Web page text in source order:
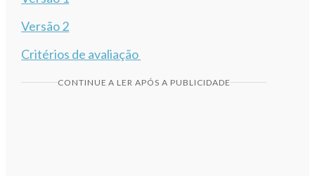
Versão 2
Critérios de avaliação
CONTINUE A LER APÓS A PUBLICIDADE